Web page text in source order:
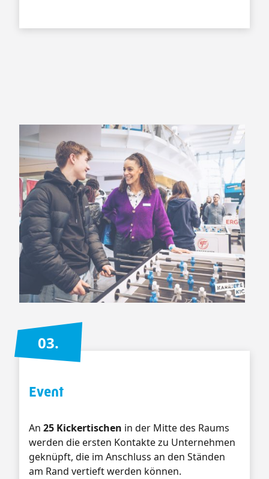
03.
Event
An 25 Kickertischen in der Mitte des Raums
werden die ersten Kontakte zu Unternehmen
geknüpft, die im Anschluss an den Ständen
am Rand vertieft werden können.